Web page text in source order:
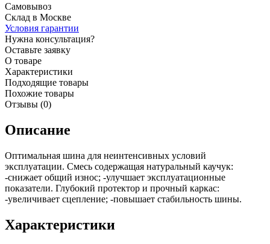
Самовывоз
Склад в Москве
Условия гарантии
Нужна консультация?
Оставьте заявку
О товаре
Характеристики
Подходящие товары
Похожие товары
Отзывы (0)
Описание
Оптимальная шина для неинтенсивных условий
эксплуатации. Смесь содержащая натуральный каучук:
-снижает общий износ; -улучшает эксплуатационные
показатели. Глубокий протектор и прочный каркас:
-увеличивает сцепление; -повышает стабильность шины.
Характеристики